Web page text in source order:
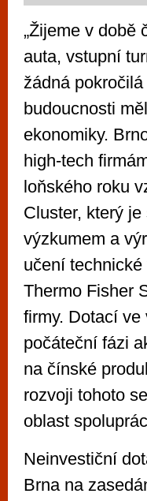
„Žijeme v době
auta, vstupní
žádná
budoucnosti
ekonomiky.
high-tech
loňského roku
Cluster, který
výzkumem a
učení
Thermo Fisher
firmy. Dotací
počáteční fázi
na čínské
rozvoji tohoto
oblast
Neinvestiční
Brna na